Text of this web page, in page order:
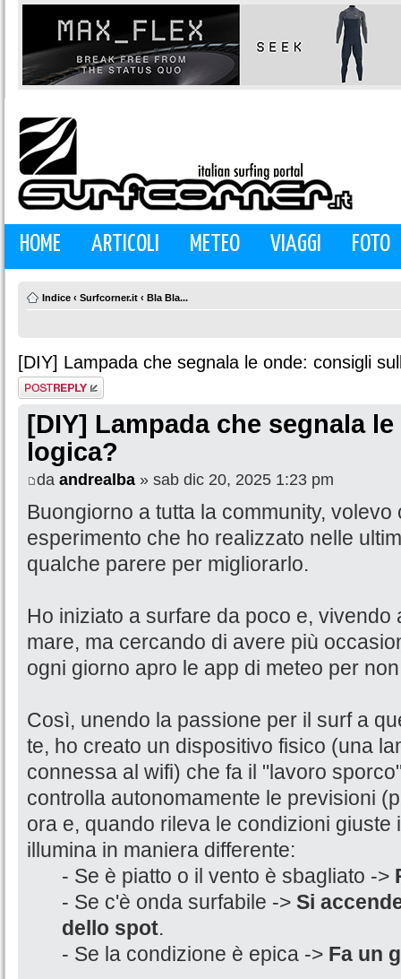
HOME ARTICOLI METEO VIAGGI FOTO
Indice ‹ Surfcorner.it ‹ Bla Bla...
[DIY] Lampada che segnala le onde: consigli
Rispondi al
messaggio
[DIY] Lampada che segnala
logica?
da andrealba » sab dic 20, 2025 1:23 pm
Buongiorno a tutta la community,
esperimento che ho realizzato nelle
qualche parere per migliorarlo.
Ho iniziato a surfare da poco e,
mare, ma cercando di avere più
ogni giorno apro le app di meteo per
Così, unendo la passione per il surf a
te, ho creato un dispositivo fisico (una
connessa al wifi) che fa il "lavoro
controlla autonomamente le previsioni
ora e, quando rileva le condizioni
illumina in maniera differente:
- Se è piatto o il vento è sbagliato ->
- Se c'è onda surfabile -> Si
dello spot.
- Se la condizione è epica -> Fa un